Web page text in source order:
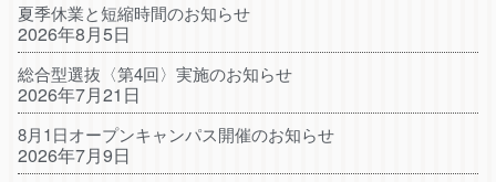
夏季休業と短縮時間のお知らせ
2026年8月5日
総合型選抜〈第4回〉実施のお知らせ
2026年7月21日
8月1日オープンキャンパス開催のお知らせ
2026年7月9日